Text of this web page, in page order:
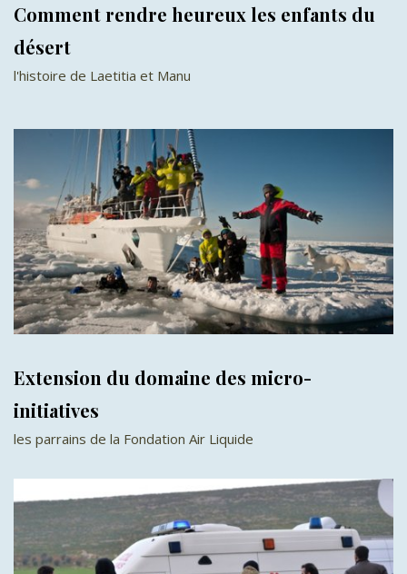
Comment rendre heureux les enfants du
désert
l'histoire de Laetitia et Manu
Extension du domaine des micro-
initiatives
les parrains de la Fondation Air Liquide